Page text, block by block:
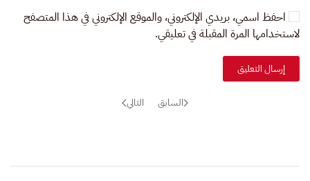
احفظ اسمي، بريدي الإلكتروني، والموقع الإلكتروني في هذا المتصفح
لاستخدامها المرة المقبلة في تعليقي.
إرسال التعليق
السابق التالي